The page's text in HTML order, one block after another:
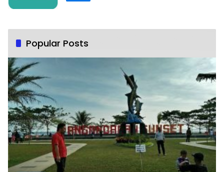
Popular Posts